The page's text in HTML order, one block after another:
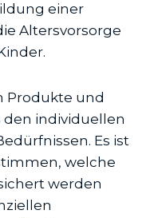
einer
Altersvorsorge
Produkte und
den individuellen
Es ist
welche
werden